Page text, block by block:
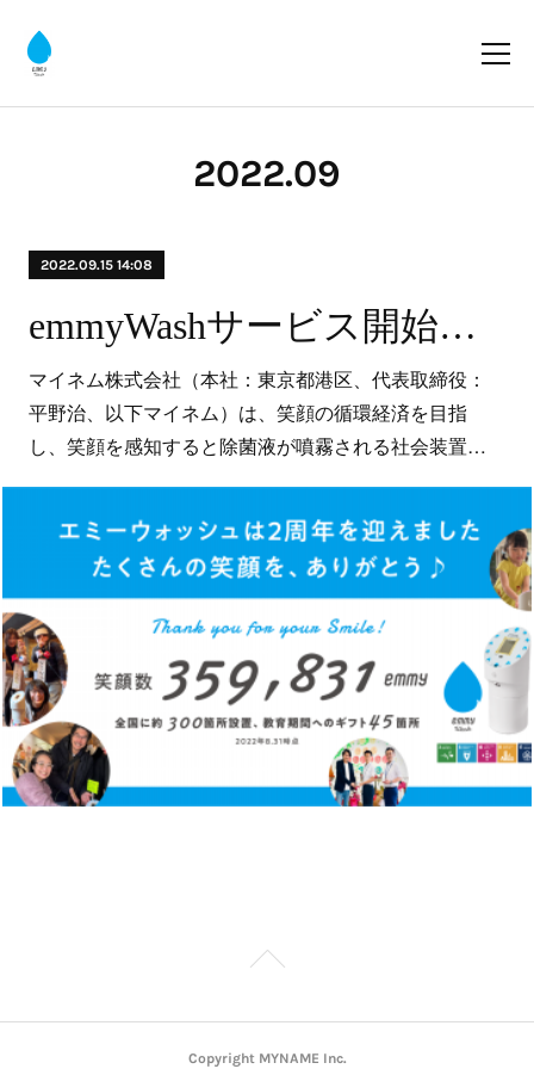
2022.09
2022.09.15 14:08
emmyWashサービス開始２周年、累計約36万回の笑顔を蓄積、全国45か所の教育機関へギフト設置
マイネム株式会社（本社：東京都港区、代表取締役：
平野治、以下マイネム）は、笑顔の循環経済を目指
し、笑顔を感知すると除菌液が噴霧される社会装置…
Copyright MYNAME Inc.